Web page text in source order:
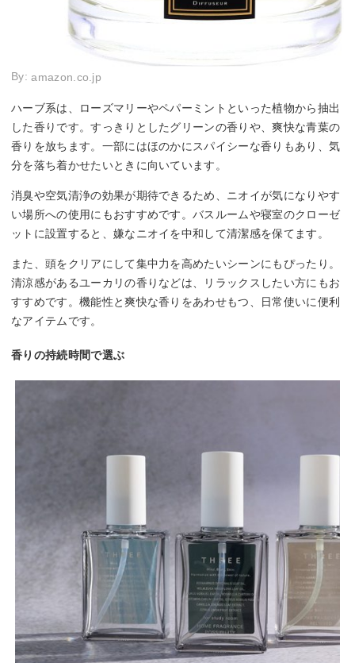
By:amazon.co.jp
ハーブ系は、ローズマリーやペパーミントといった植物から抽出
した香りです。すっきりとしたグリーンの香りや、爽快な青葉の
香りを放ちます。一部にはほのかにスパイシーな香りもあり、気
分を落ち着かせたいときに向いています。
消臭や空気清浄の効果が期待できるため、ニオイが気になりやす
い場所への使用にもおすすめです。バスルームや寝室のクローゼ
ットに設置すると、嫌なニオイを中和して清潔感を保てます。
また、頭をクリアにして集中力を高めたいシーンにもぴったり。
清涼感があるユーカリの香りなどは、リラックスしたい方にもお
すすめです。機能性と爽快な香りをあわせもつ、日常使いに便利
なアイテムです。
香りの持続時間で選ぶ